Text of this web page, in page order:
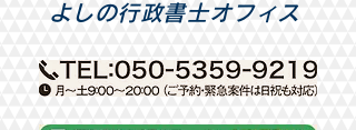
​よしの行政書士オフィス